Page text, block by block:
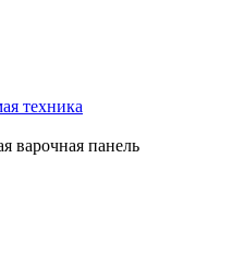
техника
варочная панель